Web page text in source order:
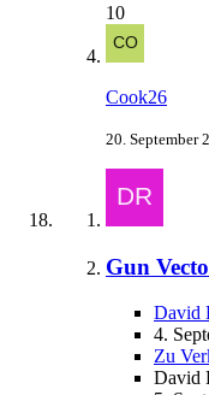
10
Cook26
20. September
Gun
David
4.
Zu
David